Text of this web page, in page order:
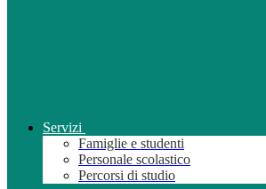
Servizi
Famiglie e studenti
Personale scolastico
Percorsi di studio